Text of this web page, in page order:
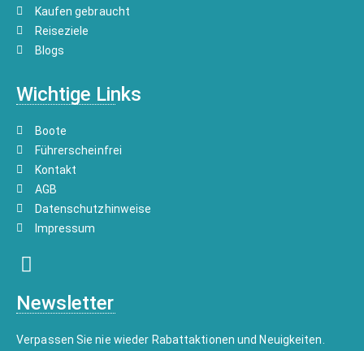
Kaufen gebraucht
Reiseziele
Blogs
Wichtige Links
Boote
Führerscheinfrei
Kontakt
AGB
Datenschutzhinweise
Impressum
Newsletter
Verpassen Sie nie wieder Rabattaktionen und Neuigkeiten.